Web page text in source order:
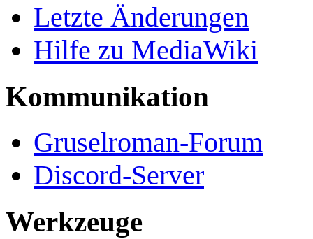
Letzte Änderungen
Hilfe zu MediaWiki
Kommunikation
Gruselroman-Forum
Discord-Server
Werkzeuge